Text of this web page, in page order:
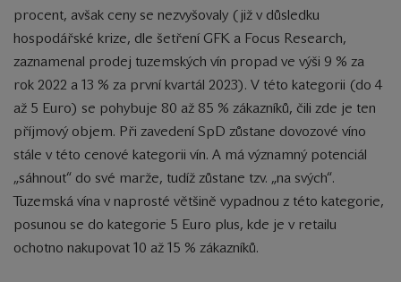
procent, avšak ceny se nezvyšovaly (již v důsledku
hospodářské krize, dle šetření GFK a Focus Research,
zaznamenal prodej tuzemských vín propad ve výši 9 % za
rok 2022 a 13 % za první kvartál 2023). V této kategorii (do 4
až 5 Euro) se pohybuje 80 až 85 % zákazníků, čili zde je ten
příjmový objem. Při zavedení SpD zůstane dovozové víno
stále v této cenové kategorii vín. A má významný potenciál
„sáhnout“ do své marže, tudíž zůstane tzv. „na svých“.
Tuzemská vína v naprosté většině vypadnou z této kategorie,
posunou se do kategorie 5 Euro plus, kde je v retailu
ochotno nakupovat 10 až 15 % zákazníků.